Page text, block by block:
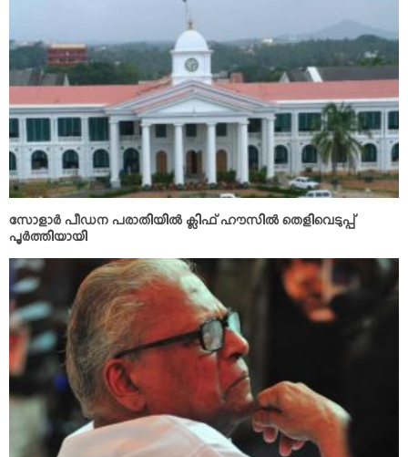
സോളാര്‍ പീഡന പരാതിയില്‍ ക്ലിഫ് ഹൗസില്‍ തെളിവെടുപ്പ്
പൂര്‍ത്തിയായി